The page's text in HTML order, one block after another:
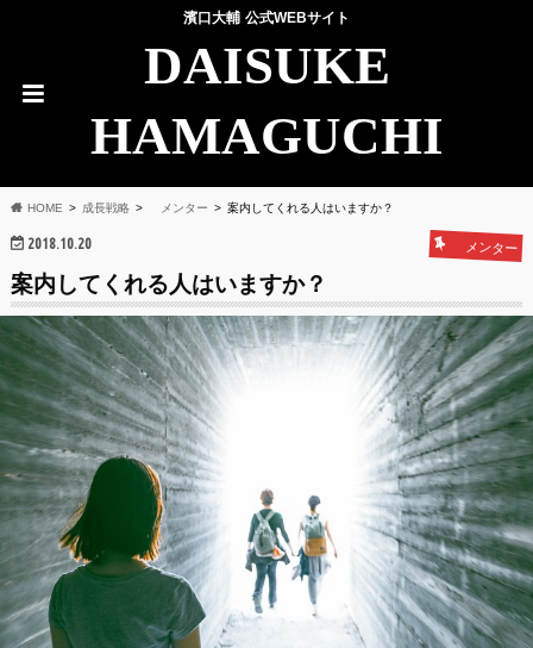
濱口大輔 公式WEBサイト
DAISUKE
HAMAGUCHI
HOME 成長戦略 メンター 案内してくれる人はいますか？
2018.10.20 メンター
案内してくれる人はいますか？